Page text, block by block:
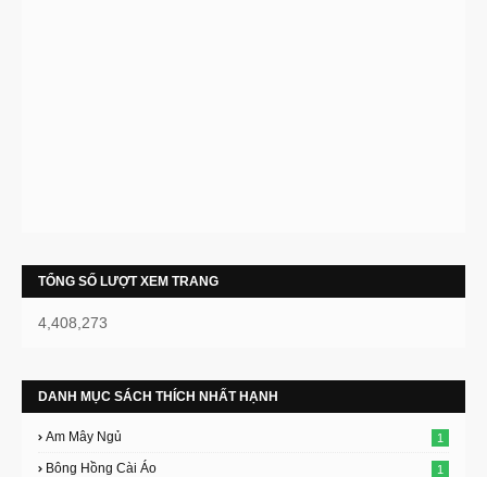
TỔNG SỐ LƯỢT XEM TRANG
4,408,273
DANH MỤC SÁCH THÍCH NHẤT HẠNH
Am Mây Ngủ 1
Bông Hồng Cài Áo 1